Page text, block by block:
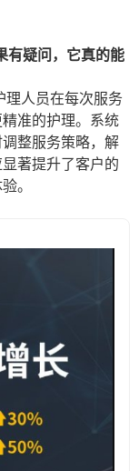
有疑问，它真的能
理人员在每次服务
准的护理。系统
整服务策略，解
著提升了客户的
。